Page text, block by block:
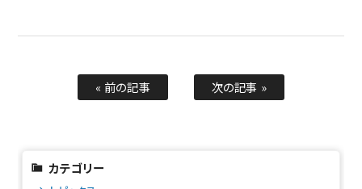
« 前の記事 次の記事 »
カテゴリー